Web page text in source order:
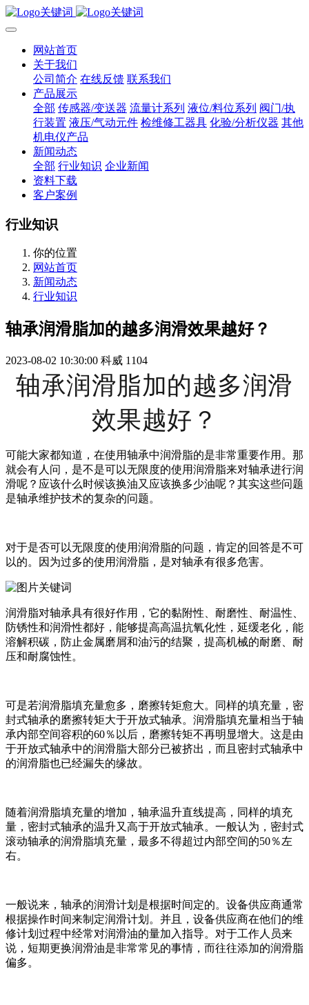
网站首页
关于我们
公司简介 在线反馈 联系我们
产品展示
全部 传感器/变送器 流量计系列 液位/料位系列 阀门/执
行装置 液压/气动元件 检维修工器具 化验/分析仪器 其他
机电仪产品
新闻动态
全部 行业知识 企业新闻
资料下载
客户案例
行业知识
你的位置
网站首页
新闻动态
行业知识
轴承润滑脂加的越多润滑效果越好？
2023-08-02 10:30:00 科威 1104
轴承润滑脂加的越多润滑
效果越好？
可能大家都知道，在使用轴承中润滑脂的是非常重要作用。那
就会有人问，是不是可以无限度的使用润滑脂来对轴承进行润
滑呢？应该什么时候该换油又应该换多少油呢？其实这些问题
是轴承维护技术的复杂的问题。
对于是否可以无限度的使用润滑脂的问题，肯定的回答是不可
以的。因为过多的使用润滑脂，是对轴承有很多危害。
润滑脂对轴承具有很好作用，它的黏附性、耐磨性、耐温性、
防锈性和润滑性都好，能够提高高温抗氧化性，延缓老化，能
溶解积碳，防止金属磨屑和油污的结聚，提高机械的耐磨、耐
压和耐腐蚀性。
可是若润滑脂填充量愈多，磨擦转矩愈大。同样的填充量，密
封式轴承的磨擦转矩大于开放式轴承。润滑脂填充量相当于轴
承内部空间容积的60％以后，磨擦转矩不再明显增大。这是由
于开放式轴承中的润滑脂大部分已被挤出，而且密封式轴承中
的润滑脂也已经漏失的缘故。
随着润滑脂填充量的增加，轴承温升直线提高，同样的填充
量，密封式轴承的温升又高于开放式轴承。一般认为，密封式
滚动轴承的润滑脂填充量，最多不得超过内部空间的50％左
右。
一般说来，轴承的润滑计划是根据时间定的。设备供应商通常
根据操作时间来制定润滑计划。并且，设备供应商在他们的维
修计划过程中经常对润滑油的量加入指导。对于工作人员来
说，短期更换润滑油是非常常见的事情，而往往添加的润滑脂
偏多。